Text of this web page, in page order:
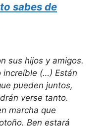
sabes de
sus hijos y amigos.
increíble (…) Están
pueden juntos,
verse tanto.
marcha que
Ben estará